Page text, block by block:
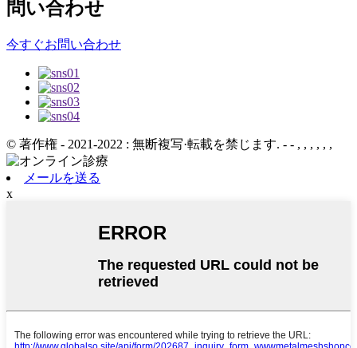
問い合わせ
今すぐお問い合わせ
© 著作権 - 2021-2022 : 無断複写·転載を禁じます. - - , , , , , ,
メールを送る
x